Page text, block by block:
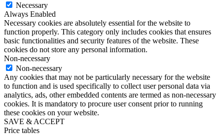
Necessary
Always Enabled
Necessary cookies are absolutely essential for the website to
function properly. This category only includes cookies that ensures
basic functionalities and security features of the website. These
cookies do not store any personal information.
Non-necessary
Non-necessary
Any cookies that may not be particularly necessary for the website
to function and is used specifically to collect user personal data via
analytics, ads, other embedded contents are termed as non-necessary
cookies. It is mandatory to procure user consent prior to running
these cookies on your website.
SAVE & ACCEPT
Price tables